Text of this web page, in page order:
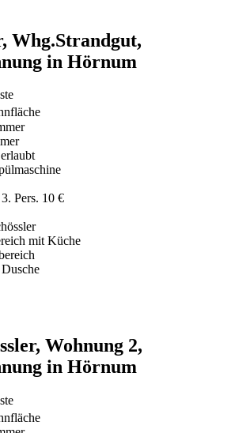
Whg.Strandgut,
in Hörnum
Pers. 10 €
Wohnung 2,
in Hörnum